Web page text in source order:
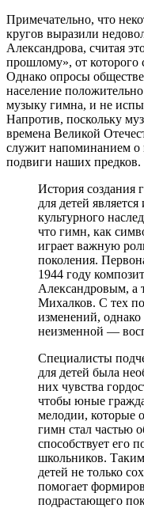
Примечательно, что
кругов выразили
Александрова, считая
прошлому», от которого
Однако опросы
население
музыку гимна, и не
Напротив, поскольку
времена Великой
служит напоминанием о
подвиги наших предков.
История создания
для детей
культурного
что гимн, как
играет важную
поколения.
1944 году
Александровым, а
Михалков. С тех
изменений, однако
неизменной —
Специалисты
для детей была
них чувства
чтобы юные
мелодии, которые
гимн стал частью
способствует его
школьников.
детей не только
помогает
подрастающего